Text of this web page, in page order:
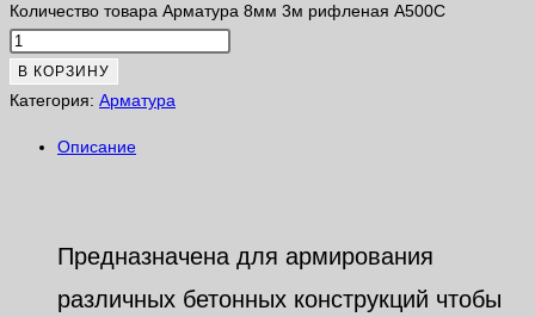
Количество товара Арматура 8мм 3м рифленая A500С
В КОРЗИНУ
Категория: Арматура
Описание
Предназначена для армирования
различных бетонных конструкций чтобы